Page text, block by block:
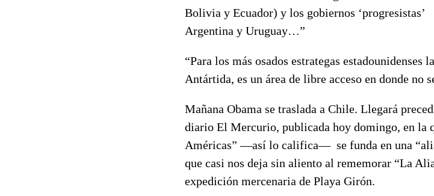
Bolivia y Ecuador) y los gobiernos
Argentina y Uruguay…”
“Para los más osados estrategas estadounidenses
Antártida, es un área de libre acceso en donde no
Mañana Obama se traslada a Chile. Llegará
diario El Mercurio, publicada hoy domingo, en la
Américas” —así lo califica— se funda en una
que casi nos deja sin aliento al rememorar “La
expedición mercenaria de Playa Girón.